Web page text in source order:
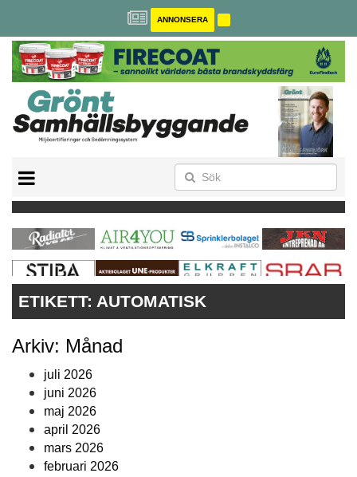
ANNONSERA
MILJÖBYGGNAD
NOLLCO2
CITYLAB
GREENBUILDING
ANNONSERA
ETIKETT: AUTOMATISK
Arkiv: Månad
juli 2026
juni 2026
maj 2026
april 2026
mars 2026
februari 2026